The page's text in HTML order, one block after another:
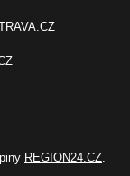
REGION24.CZ.